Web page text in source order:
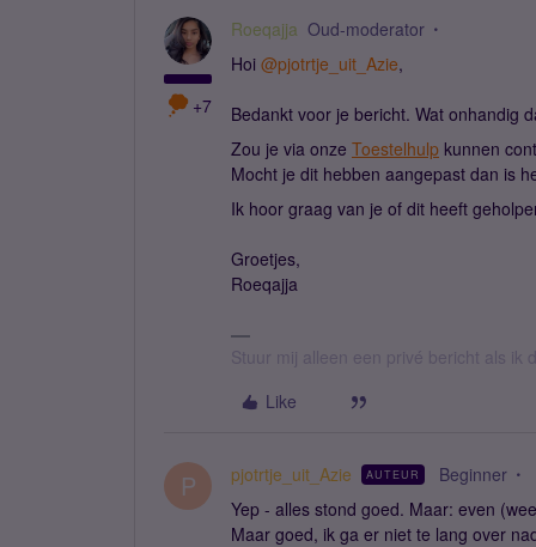
+7
Roeqajja Oud-moderator
Hoi @pjotrtje_uit_Azie,
Bedankt voor je bericht. Wat onhandig
Zou je via onze Toestelhulp kunnen
Mocht je dit hebben aangepast dan is
Ik hoor graag van je of dit heeft
Groetjes,
Roeqajja
Stuur mij alleen een privé bericht als ik
Like
P pjotrtje_uit_Azie AUTEUR
Beginner
Yep - alles stond goed. Maar: even
Maar goed, ik ga er niet te lang over